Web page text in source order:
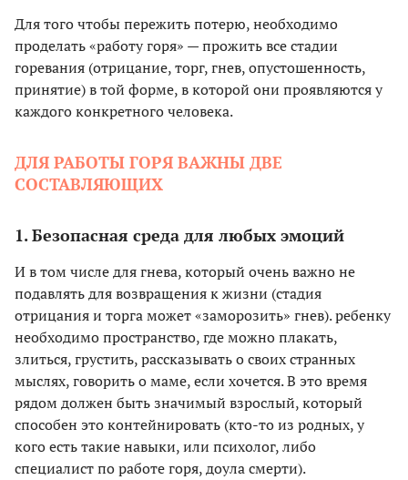
Для того чтобы пережить потерю, необходимо
проделать «работу горя» — прожить все стадии
горевания (отрицание, торг, гнев, опустошенность,
принятие) в той форме, в которой они проявляются у
каждого конкретного человека.
ДЛЯ РАБОТЫ ГОРЯ ВАЖНЫ ДВЕ
СОСТАВЛЯЮЩИХ
1. Безопасная среда для любых эмоций
И в том числе для гнева, который очень важно не
подавлять для возвращения к жизни (стадия
отрицания и торга может «заморозить» гнев). ребенку
необходимо пространство, где можно плакать,
злиться, грустить, рассказывать о своих странных
мыслях, говорить о маме, если хочется. В это время
рядом должен быть значимый взрослый, который
способен это контейнировать (кто-то из родных, у
кого есть такие навыки, или психолог, либо
специалист по работе горя, доула смерти).